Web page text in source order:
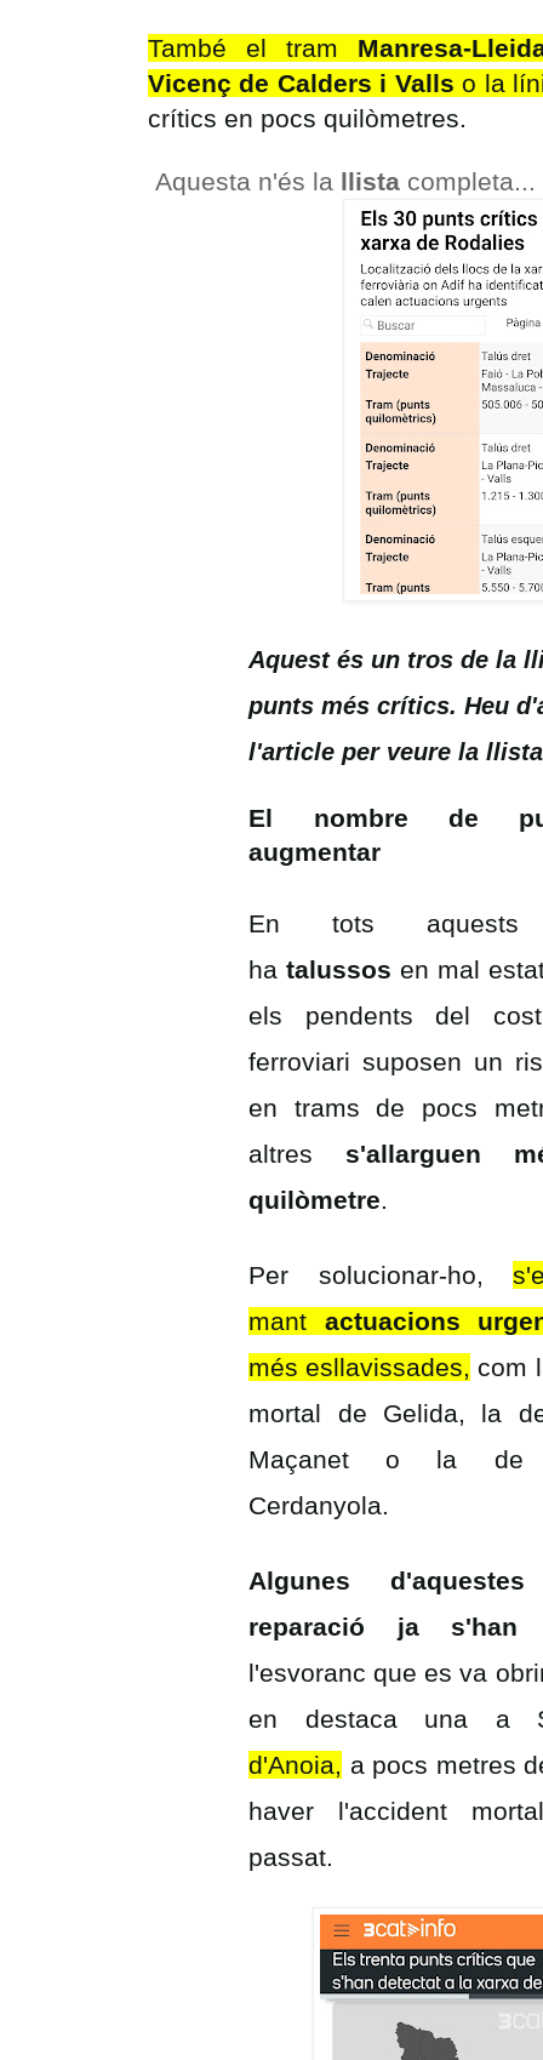
També el tram
Manresa-
Vicenç de Calders i Valls o la
crítics en pocs quilòmetres.
Aquesta n'és la llista completa...
Aquest és un tros de la
punts més crítics. Heu
l'article per veure la
El nombre de
augmentar
En tots
ha talussos en mal
els pendents del
ferroviari suposen un
en trams de pocs
altres
s'allarguen
quilòmetre.
Per solucionar-ho,
mant
actuacions
més esllavissades, com
mortal de Gelida, la
Maçanet o la
Cerdanyola.
Algunes
reparació ja s'han
l'esvoranc que es va
en destaca una a
d'Anoia, a pocs metres
haver l'accident
passat.